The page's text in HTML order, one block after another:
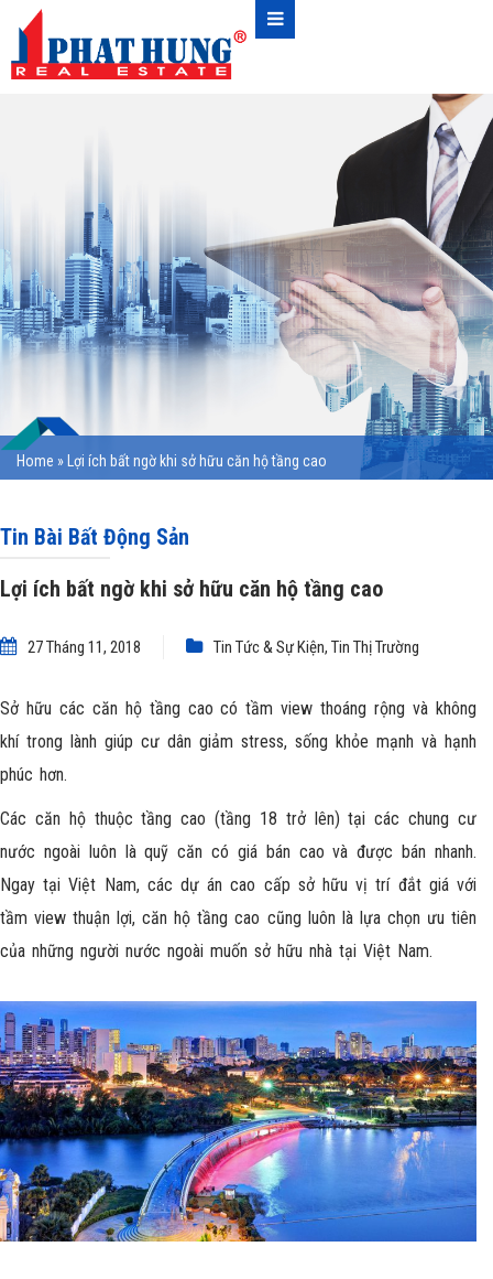
Home » Lợi ích bất ngờ khi sở hữu căn hộ tầng cao
Tin Bài Bất Động Sản
Lợi ích bất ngờ khi sở hữu căn hộ tầng cao
27 Tháng 11, 2018 Tin Tức & Sự Kiện, Tin Thị Trường
Sở hữu các căn hộ tầng cao có tầm view thoáng rộng và không
khí trong lành giúp cư dân giảm stress, sống khỏe mạnh và hạnh
phúc hơn.
Các căn hộ thuộc tầng cao (tầng 18 trở lên) tại các chung cư
nước ngoài luôn là quỹ căn có giá bán cao và được bán nhanh.
Ngay tại Việt Nam, các dự án cao cấp sở hữu vị trí đắt giá với
tầm view thuận lợi, căn hộ tầng cao cũng luôn là lựa chọn ưu tiên
của những người nước ngoài muốn sở hữu nhà tại Việt Nam.